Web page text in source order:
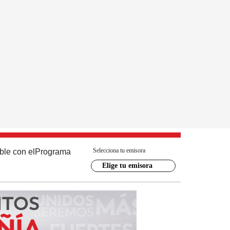
con el Programa Selecciona tu emisora
Elige tu emisora